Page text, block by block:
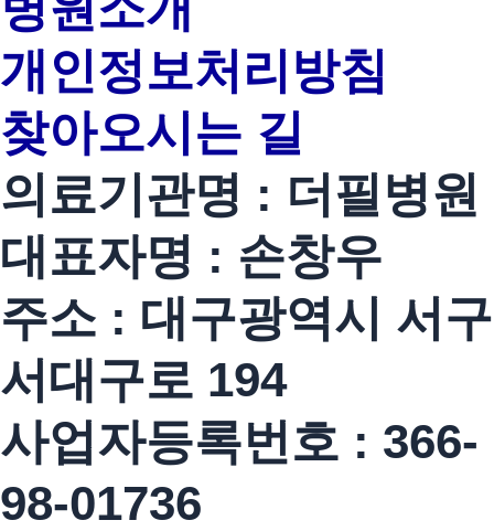
개인정보처리방침
찾아오시는 길
의료기관명 : 더필병원
대표자명 : 손창우
주소 : 대구광역시 서구
서대구로 194
사업자등록번호 : 366-
98-01736